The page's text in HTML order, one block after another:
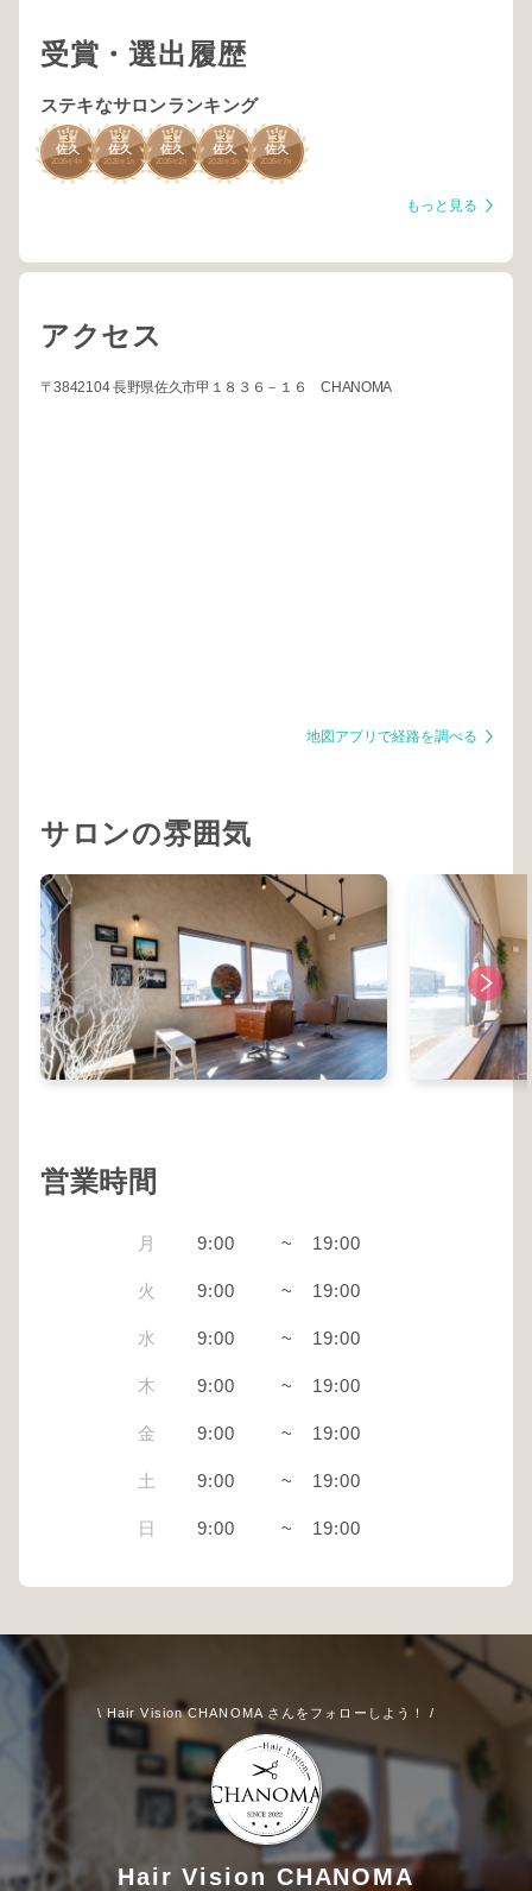
受賞・選出履歴
ステキなサロンランキング
3
佐久
2026年 4
3
佐久
2026年 1
3
佐久
2026年 2月
3
佐久
2026年 3月
3
佐久
2026年 7
もっと見る
アクセス
〒3842104 長野県佐久市甲１８３６－１６ CHANOMA
地図アプリで経路を調べる
サロンの雰囲気
営業時間
月 9:00 ~ 19:00
火 9:00 ~ 19:00
水 9:00 ~ 19:00
木 9:00 ~ 19:00
金 9:00 ~ 19:00
土 9:00 ~ 19:00
日 9:00 ~ 19:00
\ Hair Vision CHANOMA さんをフォローしよう！ /
Hair Vision CHANOMA